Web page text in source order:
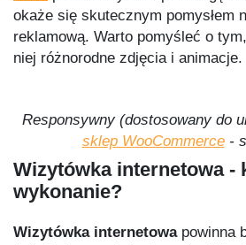
okaże się skutecznym pomysłem
reklamową. Warto pomyśleć o
niej różnorodne zdjęcia i animacje.
Responsywny (dostosowany do
sklep WooCommerce-
Wizytówka internetowa -
wykonanie?
Wizytówka internetowapowinna